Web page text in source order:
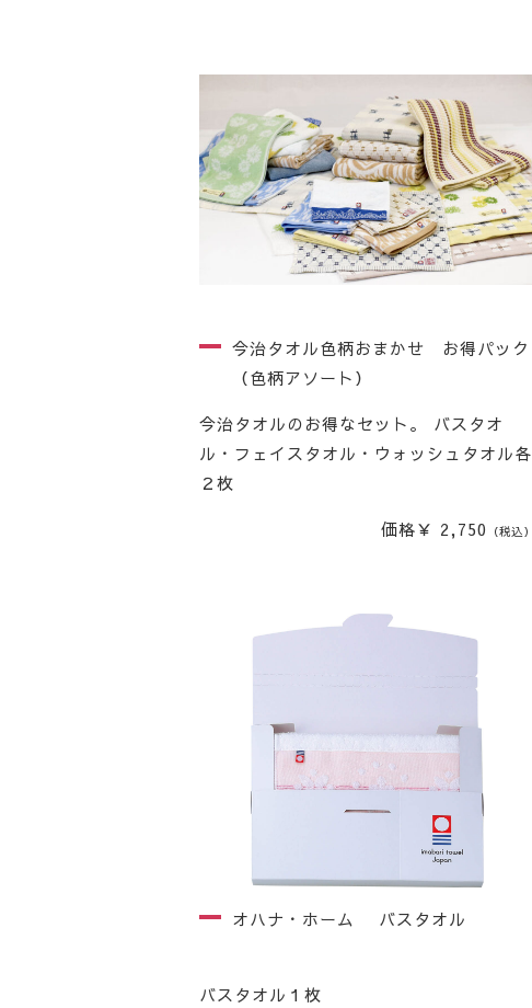
今治タオル色柄おまかせ お得パック
（色柄アソート）
今治タオルのお得なセット。 バスタオ
ル・フェイスタオル・ウォッシュタオル各
２枚
価格￥ 2,750 （税込）
オハナ・ホーム バスタオル
バスタオル１枚